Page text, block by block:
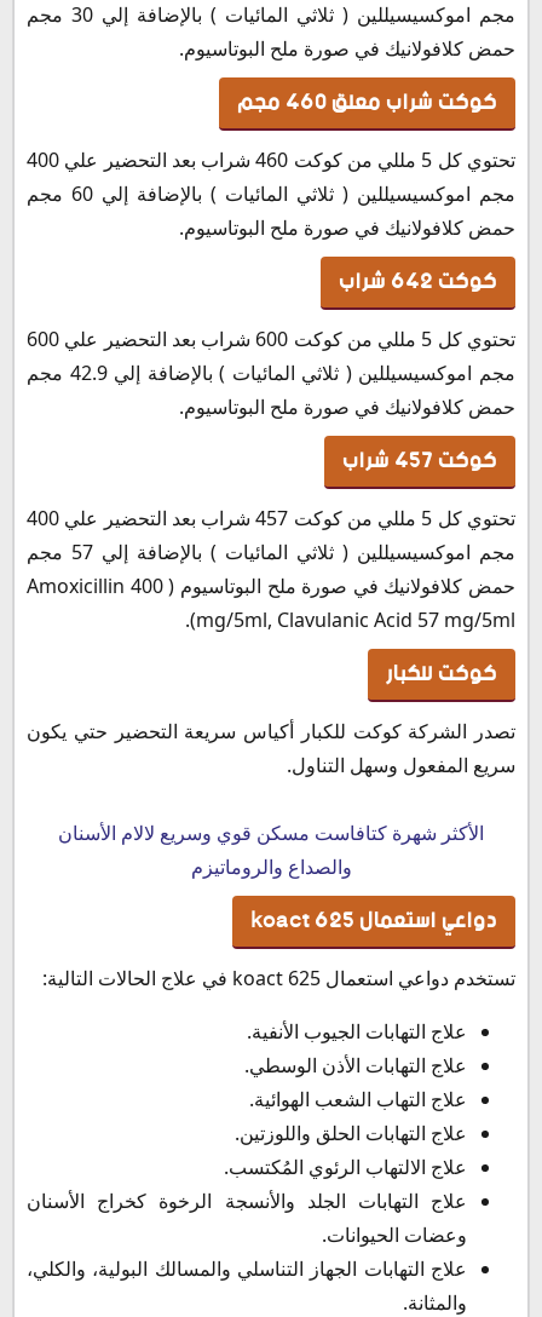
مجم اموكسيسيللين ( ثلاثي المائيات ) بالإضافة إلي 30 مجم
حمض كلافولانيك في صورة ملح البوتاسيوم.
كوكت شراب معلق 460 مجم
تحتوي كل 5 مللي من كوكت 460 شراب بعد التحضير علي 400
مجم اموكسيسيللين ( ثلاثي المائيات ) بالإضافة إلي 60 مجم
حمض كلافولانيك في صورة ملح البوتاسيوم.
كوكت 642 شراب
تحتوي كل 5 مللي من كوكت 600 شراب بعد التحضير علي 600
مجم اموكسيسيللين ( ثلاثي المائيات ) بالإضافة إلي 42.9 مجم
حمض كلافولانيك في صورة ملح البوتاسيوم.
كوكت 457 شراب
تحتوي كل 5 مللي من كوكت 457 شراب بعد التحضير علي 400
مجم اموكسيسيللين ( ثلاثي المائيات ) بالإضافة إلي 57 مجم
حمض كلافولانيك في صورة ملح البوتاسيوم ( Amoxicillin 400
mg/5ml, Clavulanic Acid 57 mg/5ml).
كوكت للكبار
تصدر الشركة كوكت للكبار أكياس سريعة التحضير حتي يكون
سريع المفعول وسهل التناول.
الأكثر شهرة كتافاست مسكن قوي وسريع لالام الأسنان
والصداع والروماتيزم
دواعي استعمال koact 625
تستخدم دواعي استعمال koact 625 في علاج الحالات التالية:
علاج التهابات الجيوب الأنفية.
علاج التهابات الأذن الوسطي.
علاج التهاب الشعب الهوائية.
علاج التهابات الحلق واللوزتين.
علاج الالتهاب الرئوي المُكتسب.
علاج التهابات الجلد والأنسجة الرخوة كخراج الأسنان
وعضات الحيوانات.
علاج التهابات الجهاز التناسلي والمسالك البولية، والكلي،
والمثانة.